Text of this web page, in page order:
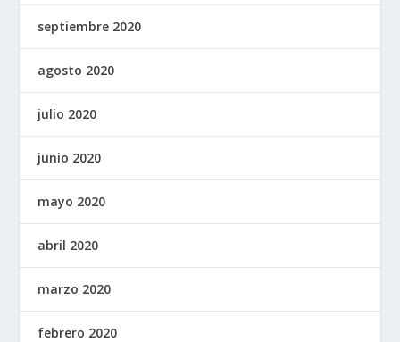
septiembre 2020
agosto 2020
julio 2020
junio 2020
mayo 2020
abril 2020
marzo 2020
febrero 2020